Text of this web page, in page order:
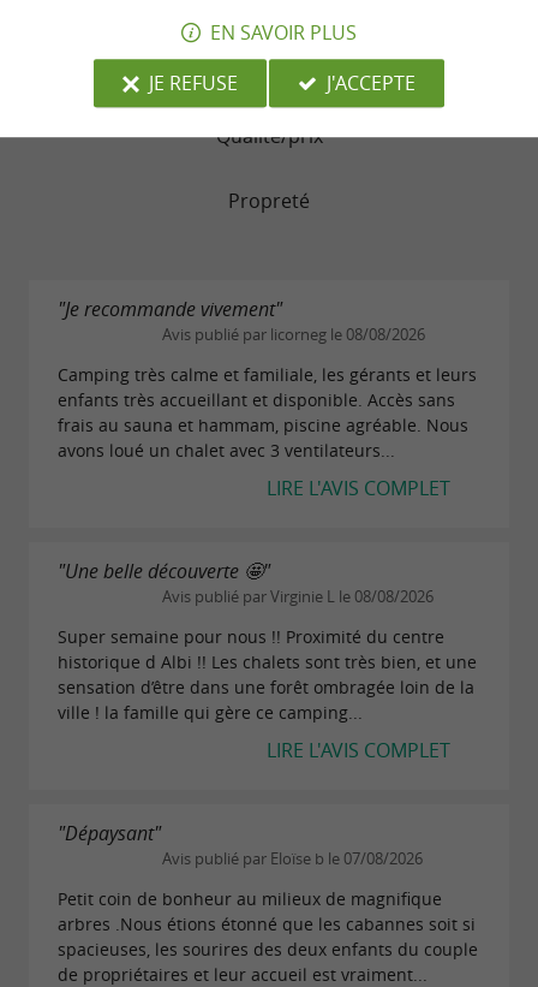
Qualité/prix
Propreté
"Je recommande vivement"
Avis publié par licorneg le 08/08/2026
Camping très calme et familiale, les gérants et leurs
enfants très accueillant et disponible. Accès sans
frais au sauna et hammam, piscine agréable. Nous
avons loué un chalet avec 3 ventilateurs...
LIRE L'AVIS COMPLET
"Une belle découverte 🤩"
Avis publié par Virginie L le 08/08/2026
Super semaine pour nous !! Proximité du centre
historique d Albi !! Les chalets sont très bien, et une
sensation d’être dans une forêt ombragée loin de la
ville ! la famille qui gère ce camping...
LIRE L'AVIS COMPLET
"Dépaysant"
Avis publié par Eloïse b le 07/08/2026
Petit coin de bonheur au milieux de magnifique
arbres .Nous étions étonné que les cabannes soit si
spacieuses, les sourires des deux enfants du couple
de propriétaires et leur accueil est vraiment...
EN SAVOIR PLUS
JE REFUSE
J'ACCEPTE